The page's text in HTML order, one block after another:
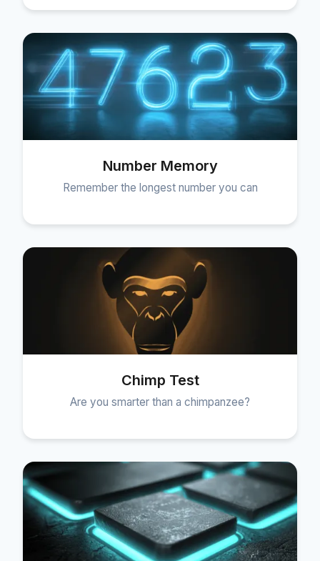
Number Memory
Remember the longest number you can
Chimp Test
Are you smarter than a chimpanzee?